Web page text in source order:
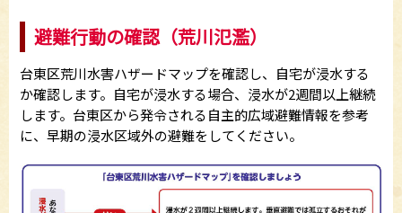
避難行動の確認（荒川氾濫）
台東区荒川水害ハザードマップを確認し、自宅が浸水する
か確認します。自宅が浸水する場合、浸水が2週間以上継続
します。台東区から発令される自主的広域避難情報を参考
に、早期の浸水区域外の避難をしてください。